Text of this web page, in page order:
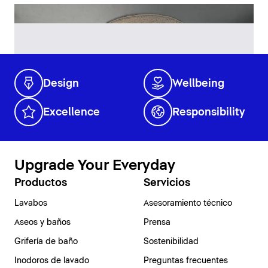
Design Wellbeing
Excellence Responsibility
Upgrade Your Everyday
Productos
Lavabos
Aseos y baños
Grifería de baño
Inodoros de lavado
Servicios
Asesoramiento técnico
Prensa
Sostenibilidad
Preguntas frecuentes